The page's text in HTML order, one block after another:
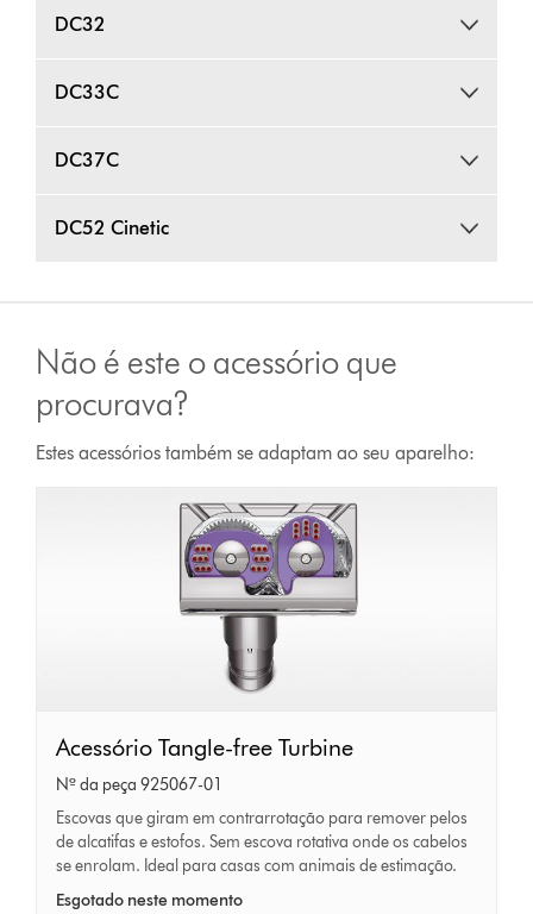
DC32
DC33C
DC37C
DC52 Cinetic
Não é este o acessório que
procurava?
Estes acessórios também se adaptam ao seu aparelho:
Acessório
Tangle-
free
Turbine
Acessório Tangle-free Turbine
Nº da peça 925067-01
Escovas que giram em contrarrotação para remover pelos
de alcatifas e estofos. Sem escova rotativa onde os cabelos
se enrolam. Ideal para casas com animais de estimação.
Esgotado neste momento